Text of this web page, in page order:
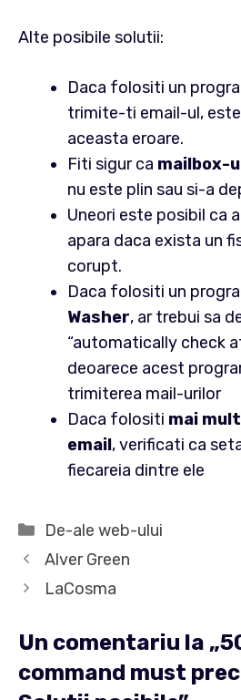
Alte posibile solutii:
Daca folositi un
trimite-ti email-ul,
aceasta eroare.
Fiti sigur ca mailbox-
nu este plin sau si-a
Uneori este posibil ca
apara daca exista un
corupt.
Daca folositi un
Washer, ar trebui sa
“automatically check
deoarece acest
trimiterea mail-urilor
Daca folositi mai
email, verificati ca
fiecareia dintre ele
Categorii
De-ale web-ului
Alver Green
LaCosma
Un comentariu la
command must